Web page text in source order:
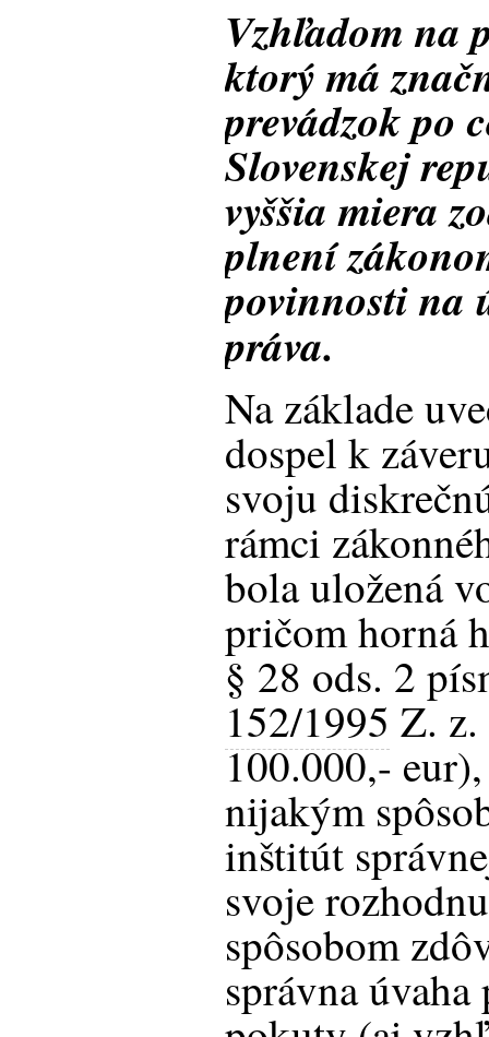
Vzhľadom na
ktorý má
prevádzok po
Slovenskej
vyššia miera
plnení
povinnosti na
práva.
Na základe
dospel k
svoju
rámci
bola uložená
pričom horná
§ 28 ods. 2
152/1995 Z. z.
100.000,-
nijakým
inštitút
svoje
spôsobom
správna